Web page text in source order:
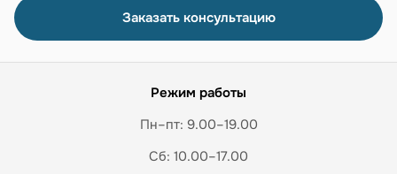
Заказать консультацию
Режим работы
Пн–пт: 9.00–19.00
Сб: 10.00–17.00